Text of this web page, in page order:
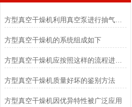
方型真空干燥机利用真空泵进行抽气抽湿
方型真空干燥机的系统组成如下
方型真空干燥机应按照这样的流程进行清洗
方型真空干燥机质量好坏的鉴别方法
方型真空干燥机因优异特性被广泛应用